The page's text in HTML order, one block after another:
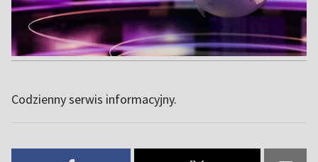
Codzienny serwis informacyjny.